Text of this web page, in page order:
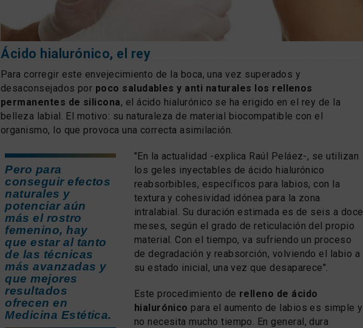
Ácido hialurónico, el rey
Para corregir este envejecimiento de la boca, una vez superados y
desaconsejados por poco saludables y anti naturales los rellenos
permanentes de silicona, el ácido hialurónico se ha erigido en el rey de la
belleza labial. El motivo: su naturaleza de material biocompatible con el
organismo, lo que provoca una correcta asimilación.
Pero para
conseguir efectos
naturales y
potenciar aún
más el rostro
femenino, hay
que estar al tanto
de las técnicas
más avanzadas y
que mejores
resultados
ofrecen en
Medicina Estética.
"En la actualidad -explica Raúl Peláez-, se utilizan
los geles inyectables de ácido hialurónico
reabsorbibles, específicos para labios, con la
textura y cohesividad idónea para la zona
intralabial. Su duración estimada es de seis a doce
meses, según el grado de reticulación del propio
material. Con el tiempo, va sufriendo un proceso
de degradación y reabsorción, volviendo el labio a
su estado inicial, una vez que desaparece".
Este procedimiento de relleno de ácido
hialurónico para el aumento de labios es simple y
no necesita mucho tiempo. En general, dura